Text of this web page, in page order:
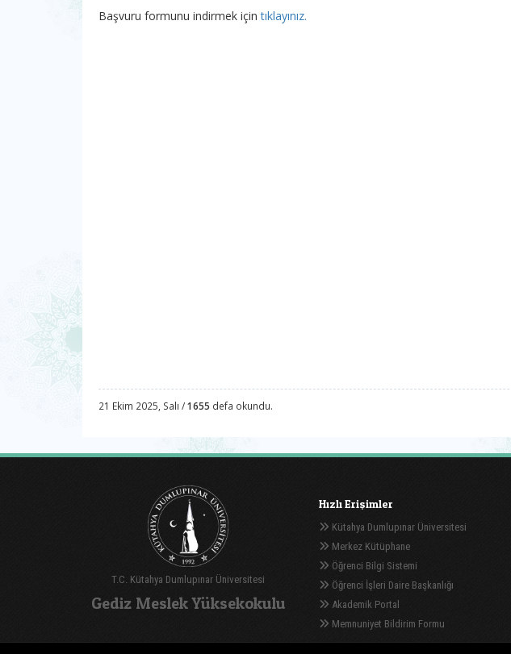
Başvuru formunu indirmek içintıklayınız.
21 Ekim 2025, Salı /1655 defa okundu.
T.C. Kütahya Dumlupınar Üniversitesi
Gediz Meslek Yüksekokulu
Hızlı Erişimler
Kütahya Dumlupınar Üniversitesi
Merkez Kütüphane
Öğrenci Bilgi Sistemi
Öğrenci İşleri Daire Başkanlığı
Akademik Portal
Memnuniyet Bildirim Formu